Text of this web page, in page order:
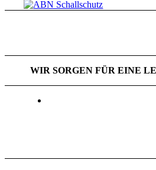
WIR SORGEN FÜR EINE